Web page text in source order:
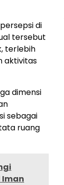
di
tersebut
terlebih
aktivitas
dimensi
sebagai
ruang
Iman